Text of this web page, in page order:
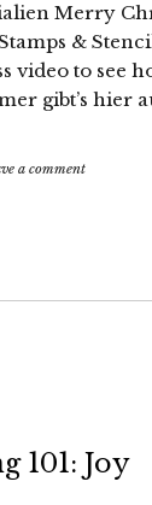
Merry
&
video to see
gibt’s hier
a comment
101: Joy